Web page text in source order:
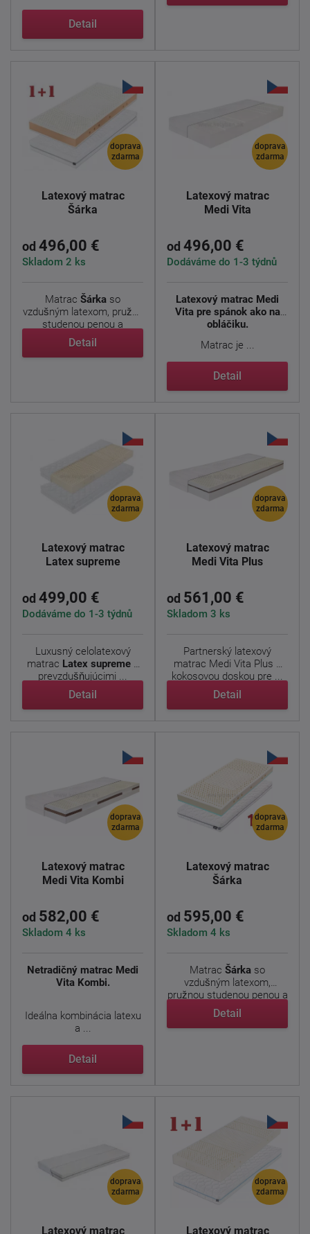
Detail
doprava
zdarma
Latexový matrac
Šárka
od 496,00 €
Skladom 2 ks
Matrac Šárka so
vzdušným latexom, pružnú
studenou penou a
prešívaným ...
Detail
doprava
zdarma
Latexový matrac
Medi Vita
od 496,00 €
Dodáváme do 1-3 týdnů
Latexový matrac Medi
Vita pre spánok ako na
obláčiku.
Matrac je ...
Detail
doprava
zdarma
Latexový matrac
Latex supreme
od 499,00 €
Dodáváme do 1-3 týdnů
Luxusný celolatexový
matrac Latex supremes
prevzdušňujúcimi ...
Detail
doprava
zdarma
Latexový matrac
Medi Vita Plus
od 561,00 €
Skladom 3 ks
Partnerský latexový
matrac Medi Vita Plus s
kokosovou doskou pre ...
Detail
doprava
zdarma
Latexový matrac
Medi Vita Kombi
od 582,00 €
Skladom 4 ks
Netradičný matrac Medi
Vita Kombi.
Ideálna kombinácia latexu
a ...
Detail
doprava
zdarma
Latexový matrac
Šárka
od 595,00 €
Skladom 4 ks
Matrac Šárka so
vzdušným latexom,
pružnou studenou penou a
prešívaným ...
Detail
doprava
zdarma
Latexový matrac
doprava
zdarma
Latexový matrac